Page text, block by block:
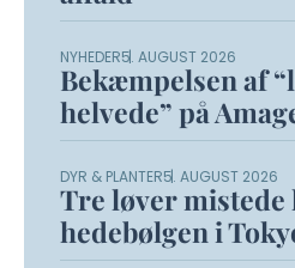
NYHEDER5. AUGUST 2026
Bekæmpelsen af
helvede” på
DYR & PLANTER5. AUGUST 2026
Tre løver
hedebølgen i